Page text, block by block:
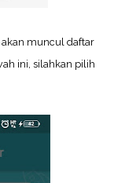
muncul daftar
ini, silahkan pilih